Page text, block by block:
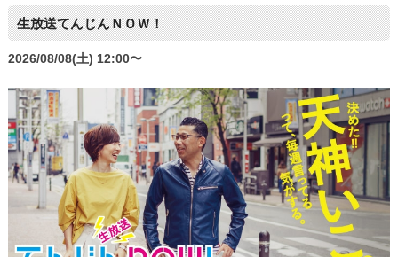
生放送てんじんＮＯＷ！
2026/08/08(土) 12:00〜